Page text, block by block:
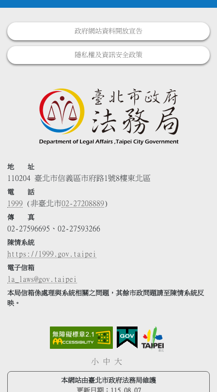
政府網站資料開放宣告
隱私權及資訊安全政策
地 址
110204 臺北市信義區市府路1號8樓東北區
電 話
1999 (非臺北市02-27208889)
傳 真
02-27596695、02-27593266
陳情系統
https://1999.gov.taipei
電子信箱
la_laws@gov.taipei
本局信箱係處理與系統相關之問題，其餘市政問題請至陳情系統反
映。
小 中 大
本網站由臺北市政府法務局維護
更新日期： 115.08.07